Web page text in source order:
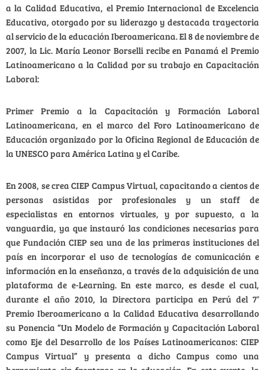
a la Calidad Educativa, el Premio Internacional de Excelencia
Educativa, otorgado por su liderazgo y destacada trayectoria
al servicio de la educación Iberoamericana. El 8 de noviembre de
2007, la Lic. María Leonor Borselli recibe en Panamá el Premio
Latinoamericano a la Calidad por su trabajo en Capacitación
Laboral:
Primer Premio a la Capacitación y Formación Laboral
Latinoamericana, en el marco del Foro Latinoamericano de
Educación organizado por la Oficina Regional de Educación de
la UNESCO para América Latina y el Caribe.
En 2008, se crea CIEP Campus Virtual, capacitando a cientos de
personas asistidas por profesionales y un staff de
especialistas en entornos virtuales, y por supuesto, a la
vanguardia, ya que instauró las condiciones necesarias para
que Fundación CIEP sea una de las primeras instituciones del
país en incorporar el uso de tecnologías de comunicación e
información en la enseñanza, a través de la adquisición de una
plataforma de e-Learning. En este marco, es desde el cual,
durante el año 2010, la Directora participa en Perú del 7°
Premio Iberoamericano a la Calidad Educativa desarrollando
su Ponencia “Un Modelo de Formación y Capacitación Laboral
como Eje del Desarrollo de los Países Latinoamericanos: CIEP
Campus Virtual” y presenta a dicho Campus como una